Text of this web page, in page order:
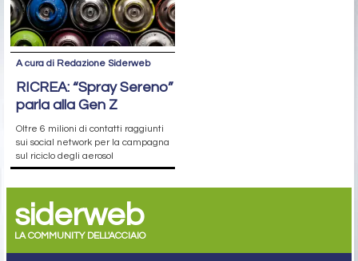
A cura di Redazione Siderweb
RICREA: “Spray Sereno”
parla alla Gen Z
Oltre 6 milioni di contatti raggiunti
sui social network per la campagna
sul riciclo degli aerosol
siderweb
LA COMMUNITY DELL'ACCIAIO